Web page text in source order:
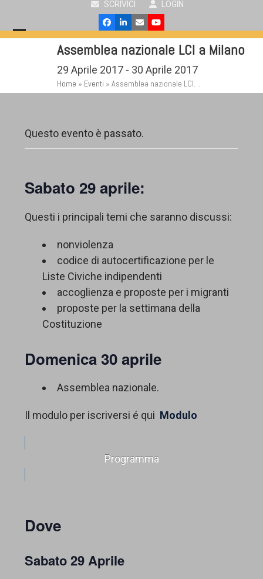
content
SCRIVICI LOGIN
Facebook
LinkedIn
EmailYouTube
Assemblea nazionale LCI a Milano
29 Aprile 2017 - 30 Aprile 2017
Home » Eventi »Assemblea nazionale LCI…
Questo evento è passato.
Sabato 29 aprile:
Questi i principali temi che saranno discussi:
nonviolenza
codice di autocertificazione per le
Liste Civiche indipendenti
accoglienza e proposte per i migranti
proposte per la settimana della
Costituzione
Domenica 30 aprile
Assemblea nazionale.
Il modulo per iscriversi é qui Modulo
Programma
Dove
Sabato 29 Aprile